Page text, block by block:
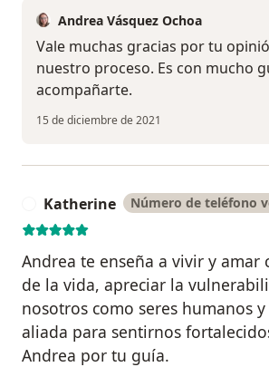
Andrea Vásquez Ochoa
Vale muchas gracias por tu
nuestro proceso. Es con mucho
acompañarte.
15 de diciembre de 2021
Katherine Número de teléfono
Andrea te enseña a vivir y amar
de la vida, apreciar la
nosotros como seres humanos
aliada para sentirnos
Andrea por tu guía.